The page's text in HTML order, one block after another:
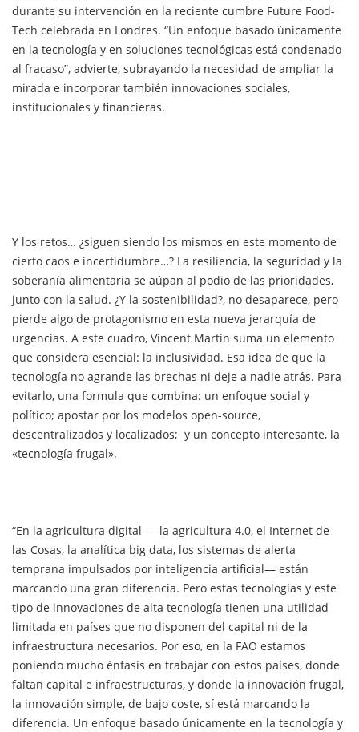
durante su intervención en la reciente cumbre Future Food-
Tech celebrada en Londres. “Un enfoque basado únicamente
en la tecnología y en soluciones tecnológicas está condenado
al fracaso”, advierte, subrayando la necesidad de ampliar la
mirada e incorporar también innovaciones sociales,
institucionales y financieras.
Y los retos… ¿siguen siendo los mismos en este momento de
cierto caos e incertidumbre…? La resiliencia, la seguridad y la
soberanía alimentaria se aúpan al podio de las prioridades,
junto con la salud. ¿Y la sostenibilidad?, no desaparece, pero
pierde algo de protagonismo en esta nueva jerarquía de
urgencias. A este cuadro, Vincent Martin suma un elemento
que considera esencial: la inclusividad. Esa idea de que la
tecnología no agrande las brechas ni deje a nadie atrás. Para
evitarlo, una formula que combina: un enfoque social y
político; apostar por los modelos open-source,
descentralizados y localizados; y un concepto interesante, la
«tecnología frugal».
“En la agricultura digital — la agricultura 4.0, el Internet de
las Cosas, la analítica big data, los sistemas de alerta
temprana impulsados por inteligencia artificial— están
marcando una gran diferencia. Pero estas tecnologías y este
tipo de innovaciones de alta tecnología tienen una utilidad
limitada en países que no disponen del capital ni de la
infraestructura necesarios. Por eso, en la FAO estamos
poniendo mucho énfasis en trabajar con estos países, donde
faltan capital e infraestructuras, y donde la innovación frugal,
la innovación simple, de bajo coste, sí está marcando la
diferencia. Un enfoque basado únicamente en la tecnología y